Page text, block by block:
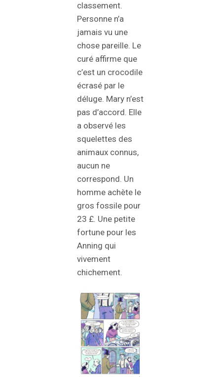
classement.
Personne n’a
jamais vu une
chose pareille. Le
curé affirme que
c’est un crocodile
écrasé par le
déluge. Mary n’est
pas d’accord. Elle
a observé les
squelettes des
animaux connus,
aucun ne
correspond. Un
homme achète le
gros fossile pour
23 £. Une petite
fortune pour les
Anning qui
vivement
chichement.